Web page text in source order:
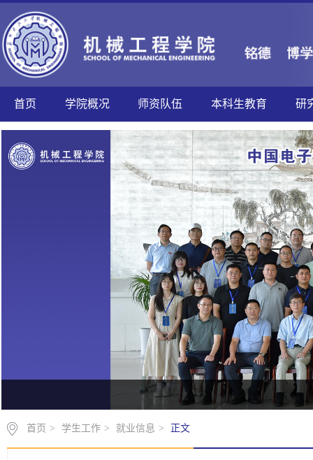
首页 学院概况 师资队伍 本科生教育 研
首页 > 学生工作 > 就业信息 > 正文